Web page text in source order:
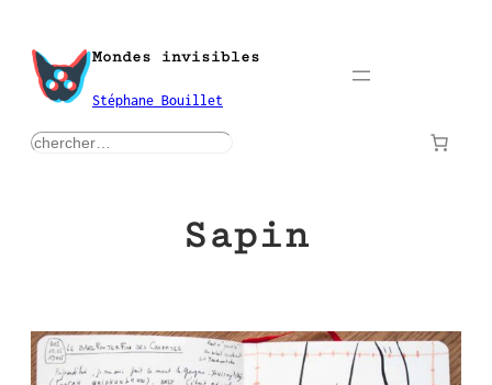
contenu
Mondes invisibles
Stéphane Bouillet
rechercher
Sapin